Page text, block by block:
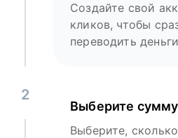
Создайте свой
кликов, чтобы
переводить
2
Выберите
Выберите,